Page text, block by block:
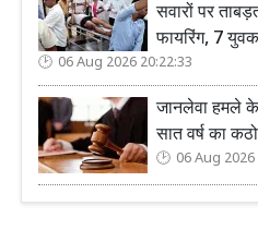
सवारों पर
फायरिंग, 7
06 Aug 2026 20:22:33
जानलेवा हमले
सात वर्ष का
06 Aug 2026